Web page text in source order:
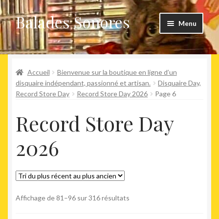
Aller
à
la
navigation
Aller
au
contenu
Balades Sonores Menu
Boutique
Nouveaux arrivages
le
Précommandes
Agenda
Accueil
Bienvenue sur la boutique en ligne d’un
disquaire indépendant, passionné et artisan.
Disquaire Day,
Record Store Day
Record Store Day 2026 Page 6
Record Store Day
2026
Affichage de 81–96 sur 316 résultats